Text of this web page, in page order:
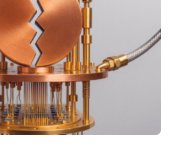
gesucht worden, 2024 gelang
Wien mit Unterstützung
der entscheidende Durchbruch:
Thorium-Kernübergang wurde
konnte man zeigen, dass sich
nutzen lässt, um hochpräzise…